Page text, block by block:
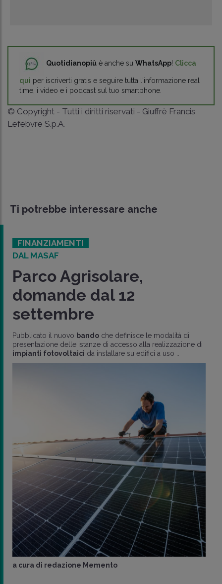
Quotidianopiù è anche su WhatsApp! Clicca
qui per iscriverti gratis e seguire tutta l'informazione real
time, i video e i podcast sul tuo smartphone.
© Copyright - Tutti i diritti riservati - Giuffrè Francis
Lefebvre S.p.A.
Ti potrebbe interessare anche
di
di
FINANZIAMENTI
Impianti fotovoltaici:
nuovo bando con
miliardo di euro
disponibili
È stato emanato ilnuovo Avvisorelativo al
impianti fotovoltaicida installare su edifici ad